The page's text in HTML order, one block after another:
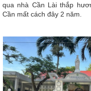
qua nhà Cần Lài thắp
Cần mất cách đây 2 năm.